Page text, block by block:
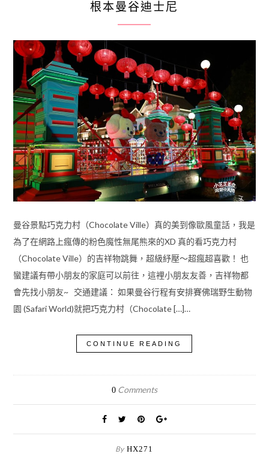
根本曼谷迪士尼
曼谷景點巧克力村（Chocolate Ville）真的美到像歐風童話，我是
為了在網路上瘋傳的粉色魔性無尾熊來的XD 真的看巧克力村
（Chocolate Ville）的吉祥物跳舞，超級紓壓～超瘋超喜歡！ 也
蠻建議有帶小朋友的家庭可以前往，這裡小朋友友善，吉祥物都
會先找小朋友~ 交通建議： 如果曼谷行程有安排賽佛瑞野生動物
園 (Safari World)就把巧克力村（Chocolate […]…
CONTINUE READING
0Comments
By HX271